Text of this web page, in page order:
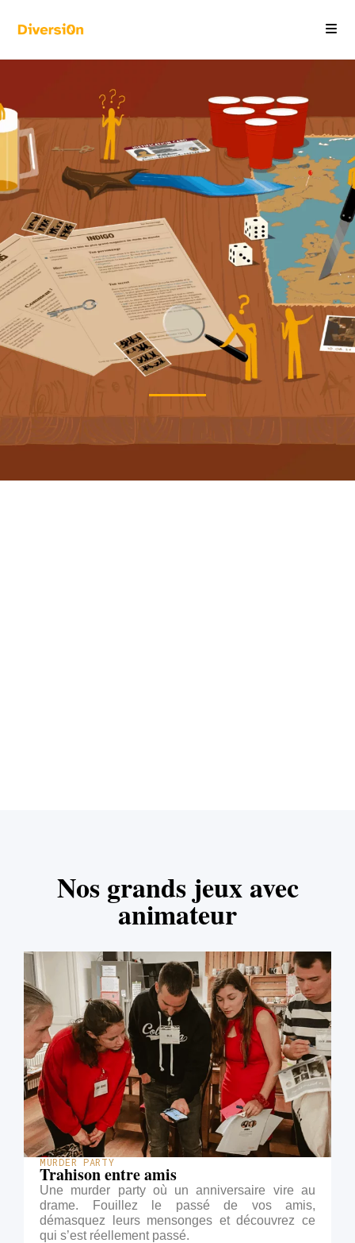
Nos grands jeux avec
animateur
MURDER PARTY
Trahison entre amis
Une murder party où un anniversaire vire au
drame. Fouillez le passé de vos amis,
démasquez leurs mensonges et découvrez ce
qui s’est réellement passé.